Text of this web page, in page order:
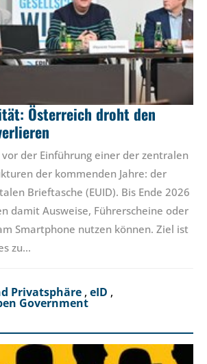
Österreich droht den
der Einführung einer der zentralen
der kommenden Jahre: der
Brieftasche (EUID). Bis Ende 2026
damit Ausweise, Führerscheine oder
Smartphone nutzen können. Ziel ist
zu…
Privatsphäre , eID ,
Government